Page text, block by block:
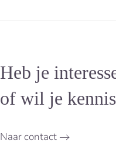
Heb je
of wil je
Naar contact